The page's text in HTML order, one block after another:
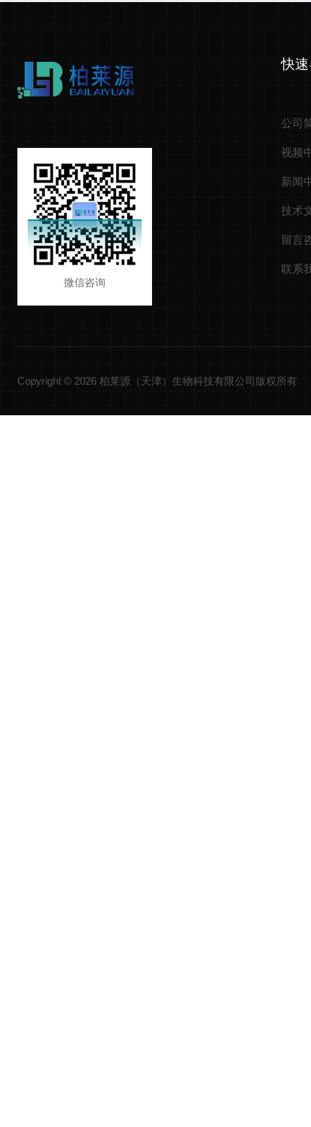
微信咨询
快
公司
视频
新闻
技术
留言
联系
Copyright © 2026 柏莱源（天津）生物科技有限公司版权所有